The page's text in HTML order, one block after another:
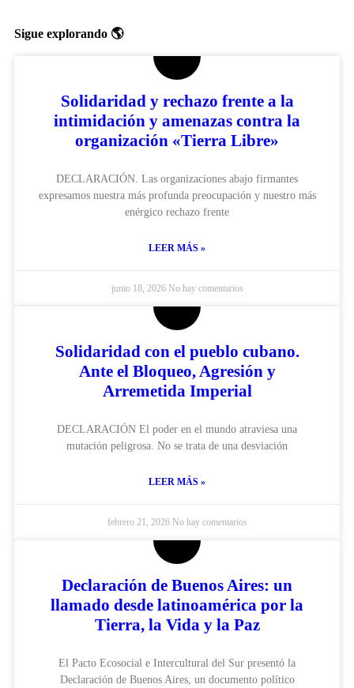
Sigue explorando 🌎
Solidaridad y rechazo frente a la
intimidación y amenazas contra la
organización «Tierra Libre»
DECLARACIÓN. Las organizaciones abajo firmantes
expresamos nuestra más profunda preocupación y nuestro más
enérgico rechazo frente
LEER MÁS »
junio 18, 2026 No hay comentarios
Solidaridad con el pueblo cubano.
Ante el Bloqueo, Agresión y
Arremetida Imperial
DECLARACIÓN El poder en el mundo atraviesa una
mutación peligrosa. No se trata de una desviación
LEER MÁS »
febrero 21, 2026 No hay comentarios
Declaración de Buenos Aires: un
llamado desde latinoamérica por la
Tierra, la Vida y la Paz
El Pacto Ecosocial e Intercultural del Sur presentó la
Declaración de Buenos Aires, un documento político